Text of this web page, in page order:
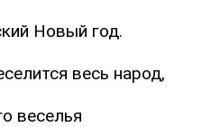
Новый год.
весь народ,
веселья